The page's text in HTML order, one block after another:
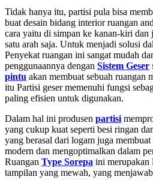
Tidak hanya itu, partisi pula bisa
buat desain bidang interior ruangan
cara yaitu di simpan ke kanan-kiri dan
satu arah saja. Untuk menjadi solusi
Penyekat ruangan ini sangat mudah
penggunaannya dengan Sistem Geser
pintu akan membuat sebuah ruangan
itu Partisi geser memenuhi fungsi
paling efisien untuk digunakan.
Dalam hal ini produsen partisi
yang cukup kuat seperti besi ringan
yang berasal dari logam juga
modern dan mengoptimalkan dalam
Ruangan Type Sorepa ini merupakan
tampilan yang mewah, yang